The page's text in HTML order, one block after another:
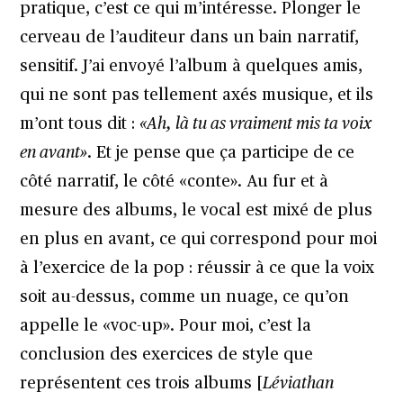
pratique, c’est ce qui m’intéresse. Plonger le
cerveau de l’auditeur dans un bain narratif,
sensitif. J’ai envoyé l’album à quelques amis,
qui ne sont pas tellement axés musique, et ils
m’ont tous dit : «Ah, là tu as vraiment mis ta voix
en avant». Et je pense que ça participe de ce
côté narratif, le côté «conte». Au fur et à
mesure des albums, le vocal est mixé de plus
en plus en avant, ce qui correspond pour moi
à l’exercice de la pop : réussir à ce que la voix
soit au-dessus, comme un nuage, ce qu’on
appelle le «voc-up». Pour moi, c’est la
conclusion des exercices de style que
représentent ces trois albums [Léviathan